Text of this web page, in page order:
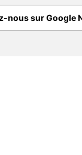
nous sur Google